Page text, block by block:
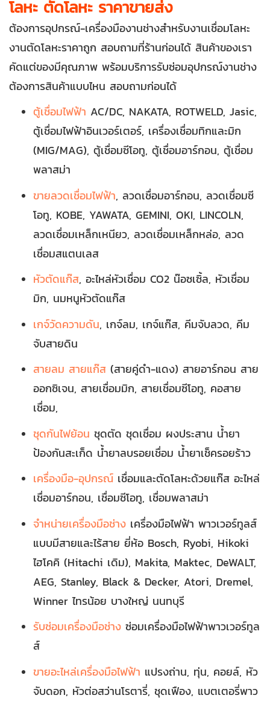
โลหะ ตัดโลหะ ราคาขายส่ง
ต้องการอุปกรณ์-เครื่องมืองานช่างสำหรับงานเชื่อมโลหะ
งานตัดโลหะราคาถูก สอบถามที่ร้านก่อนได้ สินค้าของเรา
คัดแต่ของมีคุณภาพ พร้อมบริการรับซ่อมอุปกรณ์งานช่าง
ต้องการสินค้าแบบไหน สอบถามก่อนได้
ตู้เชื่อมไฟฟ้า AC/DC, NAKATA, ROTWELD, Jasic,
ตู้เชื่อมไฟฟ้าอินเวอร์เตอร์, เครื่องเชื่อมทิกและมิก
(MIG/MAG), ตู้เชื่อมซีโอทู, ตู้เชื่อมอาร์กอน, ตู้เชื่อม
พลาสม่า
ขายลวดเชื่อมไฟฟ้า, ลวดเชื่อมอาร์กอน, ลวดเชื่อมซี
โอทู, KOBE, YAWATA, GEMINI, OKI, LINCOLN,
ลวดเชื่อมเหล็กเหนียว, ลวดเชื่อมเหล็กหล่อ, ลวด
เชื่อมสแตนเลส
หัวตัดแก๊ส, อะไหล่หัวเชื่อม CO2 น๊อซเซิ้ล, หัวเชื่อม
มิก, นมหนูหัวตัดแก๊ส
เกจ์วัดความดัน, เกจ์ลม, เกจ์แก๊ส, คีมจับลวด, คีม
จับสายดิน
สายลม สายแก๊ส (สายคู่ดำ-แดง) สายอาร์กอน สาย
ออกซิเจน, สายเชื่อมมิก, สายเชื่อมซีโอทู, คอสาย
เชื่อม,
ชุดกันไฟย้อน ชุดตัด ชุดเชื่อม ผงประสาน น้ำยา
ป้องกันสะเก็ด น้ำยาลบรอยเชื่อม น้ำยาเช็ครอยร้าว
เครื่องมือ-อุปกรณ์ เชื่อมและตัดโลหะด้วยแก๊ส อะไหล่
เชื่อมอาร์กอน, เชื่อมซีโอทู, เชื่อมพลาสม่า
จำหน่ายเครื่องมือช่าง เครื่องมือไฟฟ้า พาวเวอร์ทูลส์
แบบมีสายและไร้สาย ยี่ห้อ Bosch, Ryobi, Hikoki
ไฮโคคิ (Hitachi เดิม), Makita, Maktec, DeWALT,
AEG, Stanley, Black & Decker, Atori, Dremel,
Winner ไทรน้อย บางใหญ่ นนทบุรี
รับซ่อมเครื่องมือช่าง ซ่อมเครื่องมือไฟฟ้าพาวเวอร์ทูล
ส์
ขายอะไหล่เครื่องมือไฟฟ้า แปรงถ่าน, ทุ่น, คอยล์, หัว
จับดอก, หัวต่อสว่านโรตารี่, ชุดเฟือง, แบตเตอรี่พาว